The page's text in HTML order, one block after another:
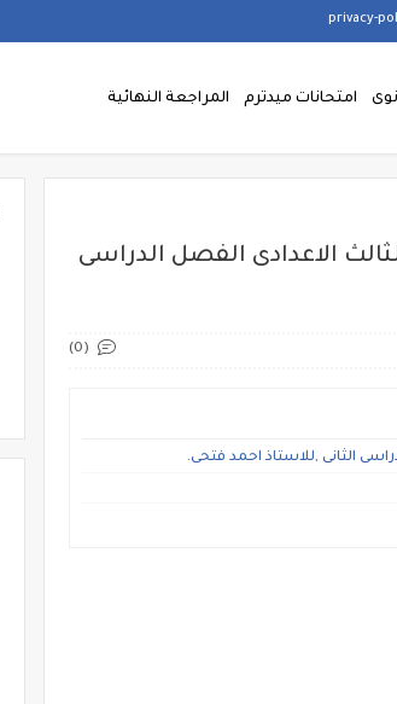
امتحانات ميدترم المراجعة النهائية
الاعدادى الفصل الدراسى
(0)
الثانى ,للاستاذ احمد فتحى.